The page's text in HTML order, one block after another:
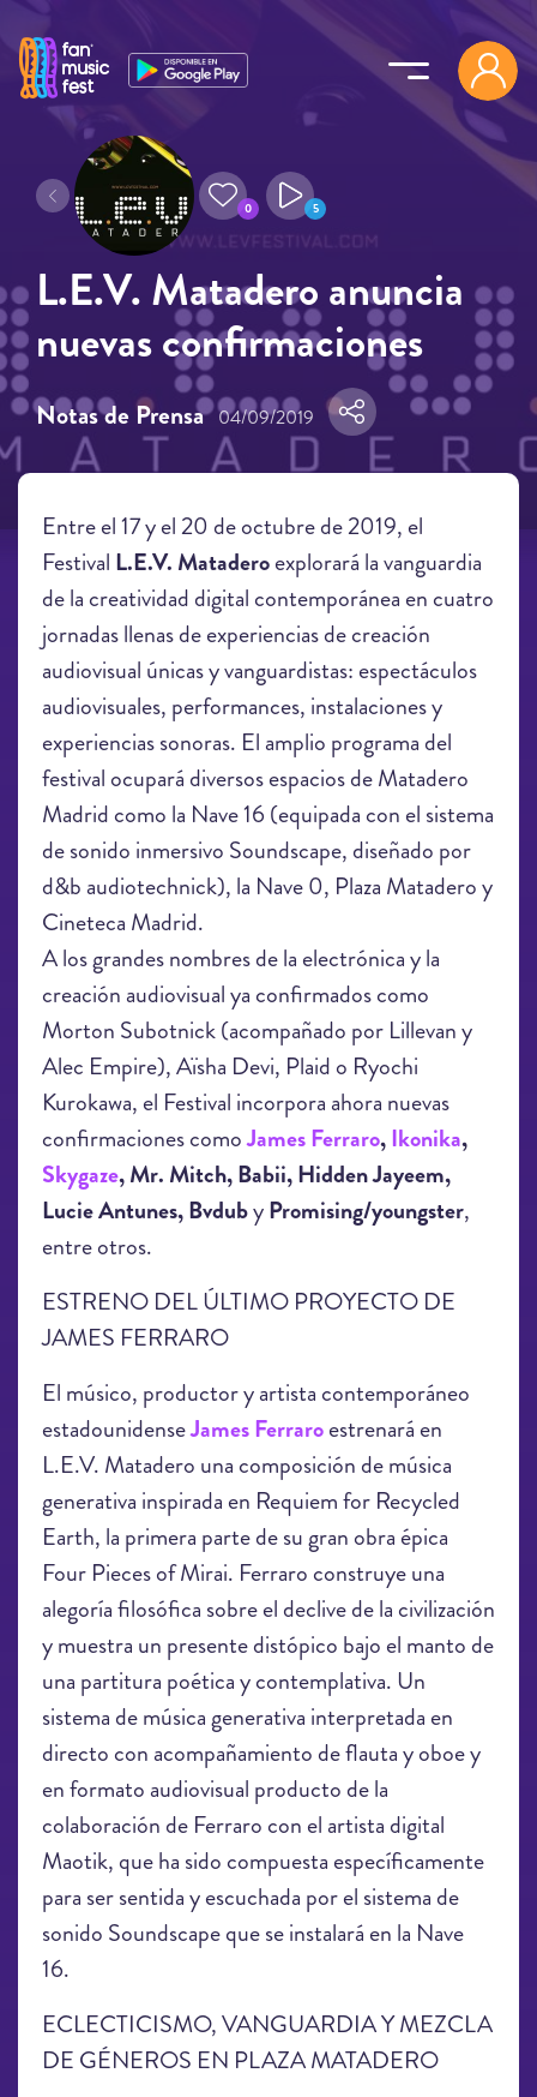
0 5
Notas de Prensa 04/09/2019
L.E.V. Matadero anuncia
nuevas confirmaciones
Entre el 17 y el 20 de octubre de 2019, el
Festival L.E.V. Mataderoexplorará la vanguardia
de la creatividad digital contemporánea en cuatro
jornadas llenas de experiencias de creación
audiovisual únicas y vanguardistas: espectáculos
audiovisuales, performances, instalaciones y
experiencias sonoras. El amplio programa del
festival ocupará diversos espacios de Matadero
Madrid como la Nave 16 (equipada con el sistema
de sonido inmersivo Soundscape, diseñado por
d&b audiotechnick), la Nave 0, Plaza Matadero y
Cineteca Madrid.
A los grandes nombres de la electrónica y la
creación audiovisual ya confirmados como
Morton Subotnick (acompañado por Lillevan y
Alec Empire), Aïsha Devi, Plaid o Ryochi
Kurokawa, el Festival incorpora ahora nuevas
confirmaciones comoJames Ferraro,Ikonika,
Skygaze, Mr. Mitch, Babii, Hidden Jayeem,
Lucie Antunes, BvdubyPromising/youngster,
entre otros.
ESTRENO DEL ÚLTIMO PROYECTO DE
JAMES FERRARO
El músico, productor y artista contemporáneo
estadounidenseJames Ferraroestrenará en
L.E.V. Matadero una composición de música
generativa inspirada en Requiem for Recycled
Earth, la primera parte de su gran obra épica
Four Pieces of Mirai. Ferraro construye una
alegoría filosófica sobre el declive de la civilización
y muestra un presente distópico bajo el manto de
una partitura poética y contemplativa. Un
sistema de música generativa interpretada en
directo con acompañamiento de flauta y oboe y
en formato audiovisual producto de la
colaboración de Ferraro con el artista digital
Maotik, que ha sido compuesta específicamente
para ser sentida y escuchada por el sistema de
sonido Soundscape que se instalará en la Nave
16.
ECLECTICISMO, VANGUARDIA Y MEZCLA
DE GÉNEROS EN PLAZA MATADERO